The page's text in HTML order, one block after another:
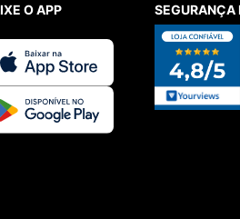
O APP SEGURANÇA